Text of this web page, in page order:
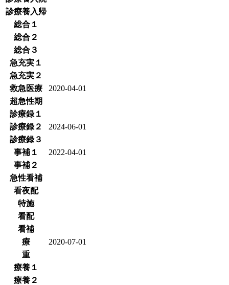
診療養入帰
総合１
総合２
総合３
急充実１
急充実２
救急医療
2020-04-01
超急性期
診療録１
診療録２
2024-06-01
診療録３
事補１
2022-04-01
事補２
急性看補
看夜配
特施
看配
看補
療
2020-07-01
重
療養１
療養２